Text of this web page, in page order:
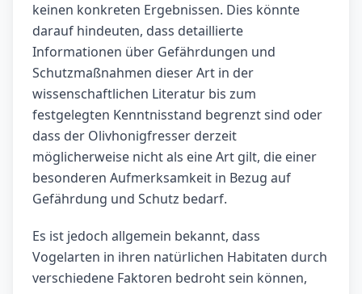
keinen konkreten Ergebnissen. Dies könnte
darauf hindeuten, dass detaillierte
Informationen über Gefährdungen und
Schutzmaßnahmen dieser Art in der
wissenschaftlichen Literatur bis zum
festgelegten Kenntnisstand begrenzt sind oder
dass der Olivhonigfresser derzeit
möglicherweise nicht als eine Art gilt, die einer
besonderen Aufmerksamkeit in Bezug auf
Gefährdung und Schutz bedarf.
Es ist jedoch allgemein bekannt, dass
Vogelarten in ihren natürlichen Habitaten durch
verschiedene Faktoren bedroht sein können,